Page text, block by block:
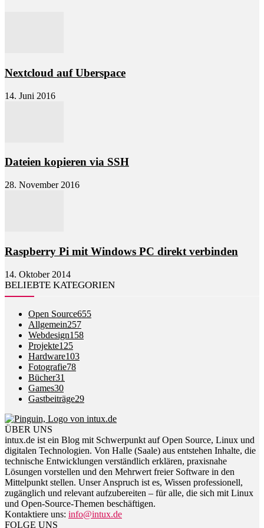
Nextcloud auf Uberspace
14. Juni 2016
Dateien kopieren via SSH
28. November 2016
Raspberry Pi mit Windows PC direkt verbinden
14. Oktober 2014
BELIEBTE KATEGORIEN
Open Source655
Allgemein257
Webdesign158
Projekte125
Hardware103
Fotografie78
Bücher31
Games30
Gastbeiträge29
ÜBER UNS
intux.de ist ein Blog mit Schwerpunkt auf Open Source, Linux und
digitalen Technologien. Von Halle (Saale) aus entstehen Inhalte, die
technische Entwicklungen verständlich erklären, praxisnahe
Lösungen vorstellen und den Mehrwert freier Software in den
Mittelpunkt stellen. Unser Anspruch ist es, Wissen professionell,
zugänglich und relevant aufzubereiten – für alle, die sich mit Linux
und Open-Source-Themen beschäftigen.
Kontaktiere uns: info@intux.de
FOLGE UNS